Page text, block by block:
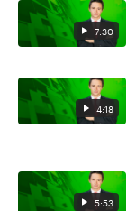
7:30
4:18
5:53